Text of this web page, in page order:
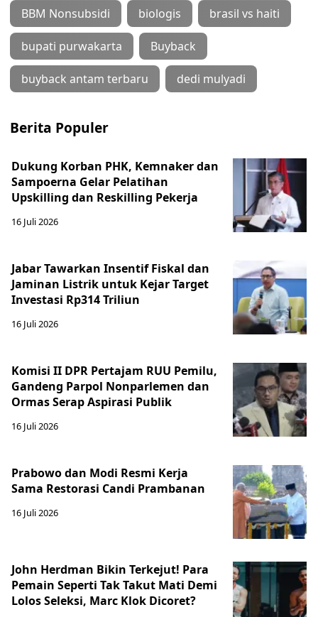
BBM Nonsubsidi biologis brasil vs haiti
bupati purwakarta Buyback
buyback antam terbaru dedi mulyadi
Berita Populer
Dukung Korban PHK, Kemnaker dan
Sampoerna Gelar Pelatihan
Upskilling dan Reskilling Pekerja
16 Juli 2026
Jabar Tawarkan Insentif Fiskal dan
Jaminan Listrik untuk Kejar Target
Investasi Rp314 Triliun
16 Juli 2026
Komisi II DPR Pertajam RUU Pemilu,
Gandeng Parpol Nonparlemen dan
Ormas Serap Aspirasi Publik
16 Juli 2026
Prabowo dan Modi Resmi Kerja
Sama Restorasi Candi Prambanan
16 Juli 2026
John Herdman Bikin Terkejut! Para
Pemain Seperti Tak Takut Mati Demi
Lolos Seleksi, Marc Klok Dicoret?